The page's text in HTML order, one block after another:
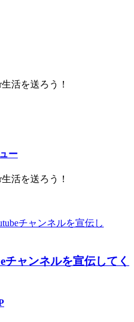
活を送ろう！
ー
活を送ろう！
ャンネルを宣伝してく